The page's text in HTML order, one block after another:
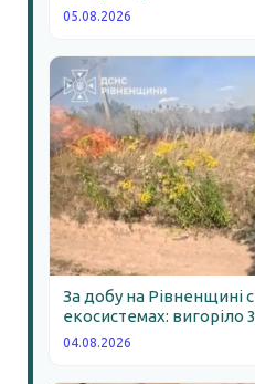
05.08.2026
За добу на Рівненщині
екосистемах: вигоріло
04.08.2026